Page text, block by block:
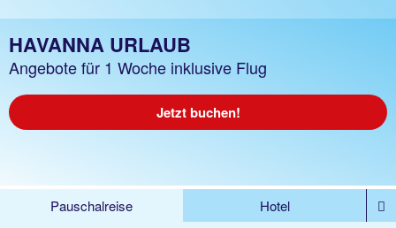
HAVANNA URLAUB
Angebote für 1 Woche inklusive Flug
Jetzt buchen!
Pauschalreise
Hotel